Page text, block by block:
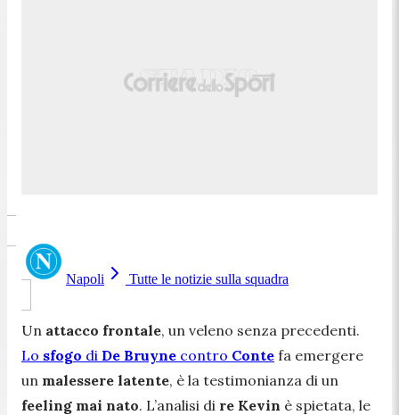
Napoli Tutte le notizie sulla squadra
Un attacco frontale, un veleno senza precedenti.
Lo sfogo di De Bruyne contro Conte fa emergere
un malessere latente, è la testimonianza di un
feeling mai nato. L’analisi di re Kevin è spietata, le